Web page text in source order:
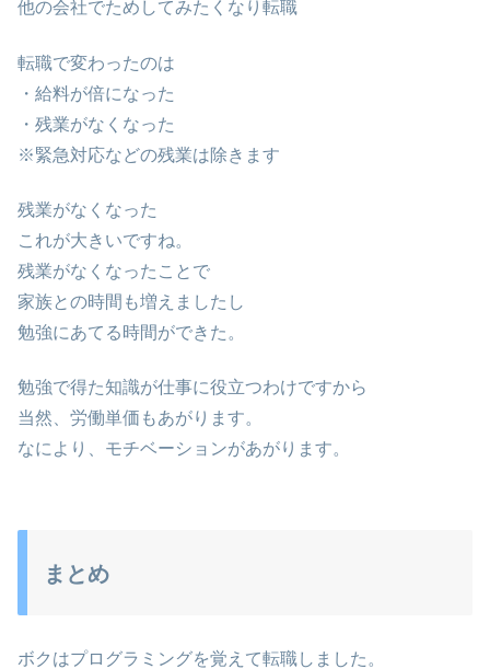
他の会社でためしてみたくなり転職
転職で変わったのは
・給料が倍になった
・残業がなくなった
※緊急対応などの残業は除きます
残業がなくなった
これが大きいですね。
残業がなくなったことで
家族との時間も増えましたし
勉強にあてる時間ができた。
勉強で得た知識が仕事に役立つわけですから
当然、労働単価もあがります。
なにより、モチベーションがあがります。
まとめ
ボクはプログラミングを覚えて転職しました。